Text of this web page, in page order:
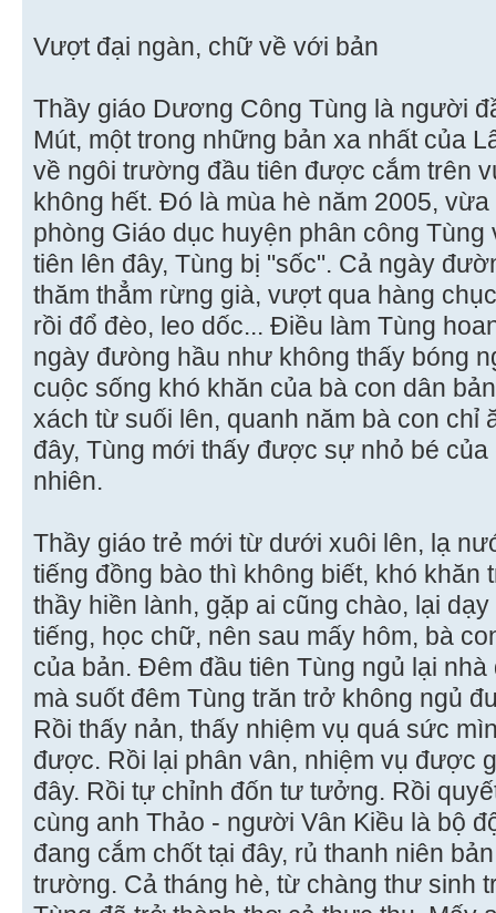
Vượt đại ngàn, chữ về với bản
Thầy giáo Dương Công Tùng là người
Mút, một trong những bản xa nhất của
về ngôi trường đầu tiên được cắm trên
không hết. Ðó là mùa hè năm 2005,
phòng Giáo dục huyện phân công Tùng
tiên lên đây, Tùng bị "sốc". Cả ngày
thăm thẳm rừng già, vượt qua hàng
rồi đổ đèo, leo dốc... Ðiều làm Tùng
ngày đưòng hầu như không thấy bóng
cuộc sống khó khăn của bà con dân
xách từ suối lên, quanh năm bà con chỉ
đây, Tùng mới thấy được sự nhỏ bé
nhiên.
Thầy giáo trẻ mới từ dưới xuôi lên, lạ
tiếng đồng bào thì không biết, khó khăn
thầy hiền lành, gặp ai cũng chào, lại
tiếng, học chữ, nên sau mấy hôm, bà
của bản. Ðêm đầu tiên Tùng ngủ lại
mà suốt đêm Tùng trăn trở không ngủ
Rồi thấy nản, thấy nhiệm vụ quá sức
được. Rồi lại phân vân, nhiệm vụ được
đây. Rồi tự chỉnh đốn tư tưởng. Rồi
cùng anh Thảo - người Vân Kiều là bộ
đang cắm chốt tại đây, rủ thanh niên
trường. Cả tháng hè, từ chàng thư sinh